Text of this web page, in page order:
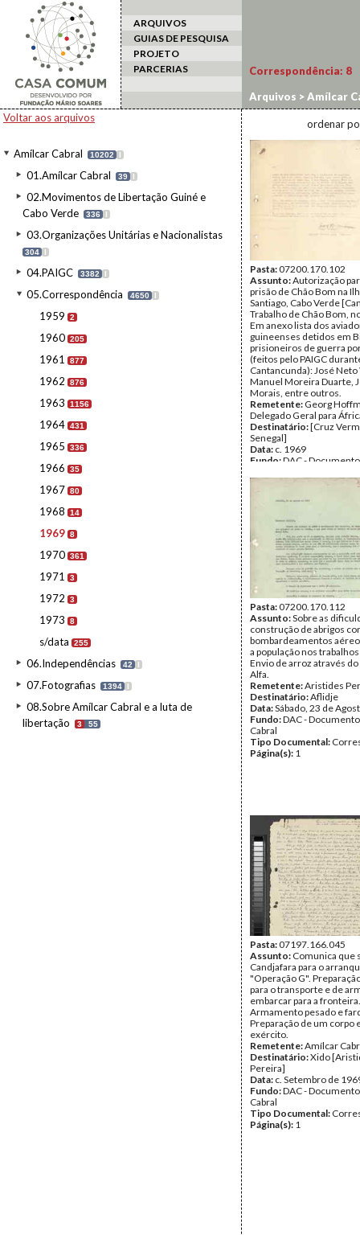
ARQUIVOS
GUIAS DE PESQUISA
PROJETO
PARCERIAS
Voltar aos arquivos
Amílcar Cabral 10202 I
01.Amílcar Cabral 39 I
02.Movimentos de Libertação Guiné e
Cabo Verde
336 I
03.Organizações Unitárias e Nacionalistas
304 I
04.PAIGC 3382 I
05.Correspondência 4650 I
1959 2
1960 205
1961 877
1962 876
1963 1156
1964 431
1965 336
1966 35
1967 80
1968 14
1969 8
1970 361
1971 3
1972 3
1973 8
s/data 255
06.Independências 42 I
07.Fotografias 1394 I
08.Sobre Amílcar Cabral e a luta de
libertação
3 55
Correspondência: 8
Arquivos >Amílcar
ordenar
Pasta:07200.170.102
Assunto:Autorização
prisão de Chão Bom na
Santiago, Cabo Verde
Trabalho de Chão Bom,
Em anexo lista dos
guineenses detidos em
prisioneiros de guerra
(feitos pelo PAIGC
Cantancunda): José Neto
Manuel Moreira Duarte,
Morais, entre outros.
Remetente: Georg
Delegado Geral para
Destinatário:[Cruz
Senegal]
Data: c. 1969
Fundo:DAC -
Tipo Documental:
Página(s):
Pasta:07200.170.112
Assunto:Sobre as
construção de abrigos
bombardeamentos
a população nos
Envio de arroz através
Alfa.
Remetente:Aristides
Destinatário:Aflidje
Data:Sábado, 23 de
Fundo:DAC -
Cabral
Tipo Documental:
Página(s): 1
Pasta:07197.166.045
Assunto: Comunica que
Candjafara para o
"Operação G".
para o transporte e de
embarcar para a fronteira.
Armamento pesado e
Preparação de um corpo
exército.
Remetente:Amílcar
Destinatário:Xido
Pereira]
Data: c. Setembro de
Fundo:DAC -
Cabral
Tipo Documental:
Página(s): 1